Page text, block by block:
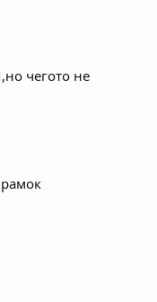
чегото не